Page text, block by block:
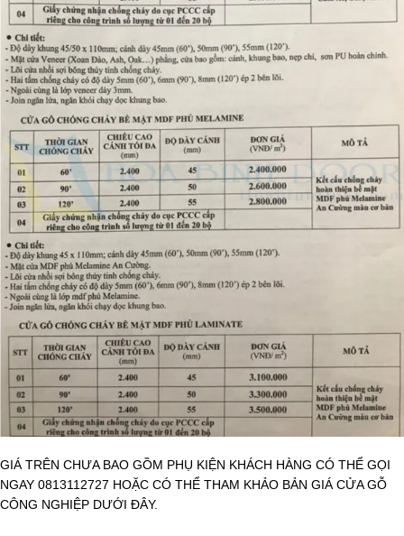
GIÁ TRÊN CHƯA BAO GỒM PHỤ KIỆN KHÁCH HÀNG CÓ THỂ GỌI
NGAY 0813112727 HOẶC CÓ THỂ THAM KHẢO BẢN GIÁ CỬA GỖ
CÔNG NGHIỆP DƯỚI ĐÂY.